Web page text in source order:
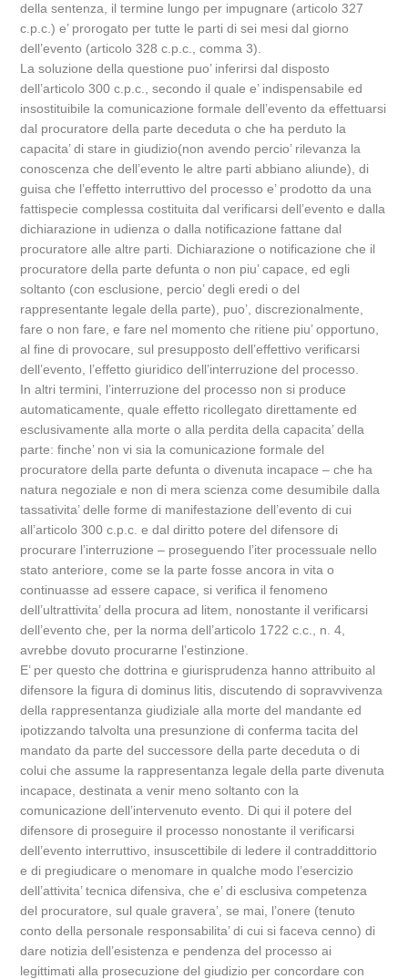
della sentenza, il termine lungo per impugnare (articolo 327
c.p.c.) e’ prorogato per tutte le parti di sei mesi dal giorno
dell’evento (articolo 328 c.p.c., comma 3).
La soluzione della questione puo’ inferirsi dal disposto
dell’articolo 300 c.p.c., secondo il quale e’ indispensabile ed
insostituibile la comunicazione formale dell’evento da effettuarsi
dal procuratore della parte deceduta o che ha perduto la
capacita’ di stare in giudizio(non avendo percio’ rilevanza la
conoscenza che dell’evento le altre parti abbiano aliunde), di
guisa che l’effetto interruttivo del processo e’ prodotto da una
fattispecie complessa costituita dal verificarsi dell’evento e dalla
dichiarazione in udienza o dalla notificazione fattane dal
procuratore alle altre parti. Dichiarazione o notificazione che il
procuratore della parte defunta o non piu’ capace, ed egli
soltanto (con esclusione, percio’ degli eredi o del
rappresentante legale della parte), puo’, discrezionalmente,
fare o non fare, e fare nel momento che ritiene piu’ opportuno,
al fine di provocare, sul presupposto dell’effettivo verificarsi
dell’evento, l’effetto giuridico dell’interruzione del processo.
In altri termini, l’interruzione del processo non si produce
automaticamente, quale effetto ricollegato direttamente ed
esclusivamente alla morte o alla perdita della capacita’ della
parte: finche’ non vi sia la comunicazione formale del
procuratore della parte defunta o divenuta incapace – che ha
natura negoziale e non di mera scienza come desumibile dalla
tassativita’ delle forme di manifestazione dell’evento di cui
all’articolo 300 c.p.c. e dal diritto potere del difensore di
procurare l’interruzione – proseguendo l’iter processuale nello
stato anteriore, come se la parte fosse ancora in vita o
continuasse ad essere capace, si verifica il fenomeno
dell’ultrattivita’ della procura ad litem, nonostante il verificarsi
dell’evento che, per la norma dell’articolo 1722 c.c., n. 4,
avrebbe dovuto procurarne l’estinzione.
E’ per questo che dottrina e giurisprudenza hanno attribuito al
difensore la figura di dominus litis, discutendo di sopravvivenza
della rappresentanza giudiziale alla morte del mandante ed
ipotizzando talvolta una presunzione di conferma tacita del
mandato da parte del successore della parte deceduta o di
colui che assume la rappresentanza legale della parte divenuta
incapace, destinata a venir meno soltanto con la
comunicazione dell’intervenuto evento. Di qui il potere del
difensore di proseguire il processo nonostante il verificarsi
dell’evento interruttivo, insuscettibile di ledere il contraddittorio
e di pregiudicare o menomare in qualche modo l’esercizio
dell’attivita’ tecnica difensiva, che e’ di esclusiva competenza
del procuratore, sul quale gravera’, se mai, l’onere (tenuto
conto della personale responsabilita’ di cui si faceva cenno) di
dare notizia dell’esistenza e pendenza del processo ai
legittimati alla prosecuzione del giudizio per concordare con